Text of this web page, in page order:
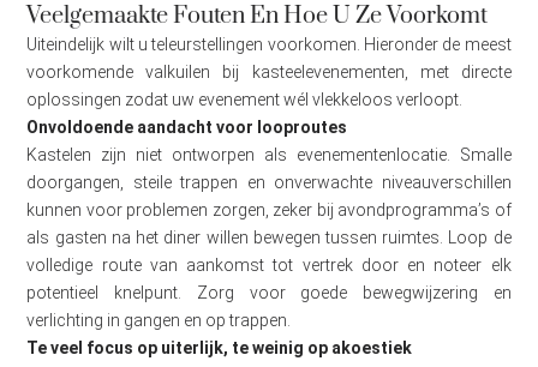
Veelgemaakte Fouten En Hoe U Ze Voorkomt
Uiteindelijk wilt u teleurstellingen voorkomen. Hieronder de meest
voorkomende valkuilen bij kasteelevenementen, met directe
oplossingen zodat uw evenement wél vlekkeloos verloopt.
Onvoldoende aandacht voor looproutes
Kastelen zijn niet ontworpen als evenementenlocatie. Smalle
doorgangen, steile trappen en onverwachte niveauverschillen
kunnen voor problemen zorgen, zeker bij avondprogramma’s of
als gasten na het diner willen bewegen tussen ruimtes. Loop de
volledige route van aankomst tot vertrek door en noteer elk
potentieel knelpunt. Zorg voor goede bewegwijzering en
verlichting in gangen en op trappen.
Te veel focus op uiterlijk, te weinig op akoestiek